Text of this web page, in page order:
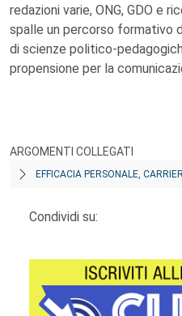
redazioni varie, ONG, GDO e
spalle un percorso formativo
di scienze politico-
propensione per la
ARGOMENTI COLLEGATI
EFFICACIA PERSONALE,
Condividi su: